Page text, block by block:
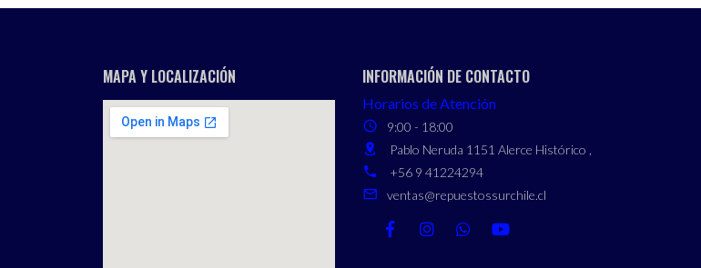
MAPA Y LOCALIZACIÓN INFORMACIÓN DE CONTACTO
Horarios de Atención
9:00 - 18:00
Pablo Neruda 1151 Alerce Histórico ,
+56 9 41224294
ventas@repuestossurchile.cl